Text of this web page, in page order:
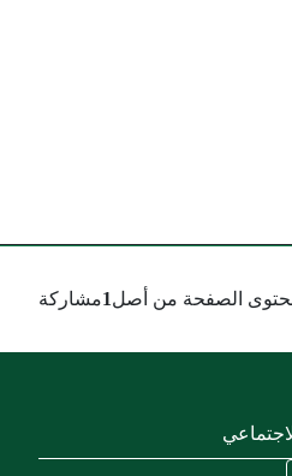
الصفحة من أصل1مشاركة